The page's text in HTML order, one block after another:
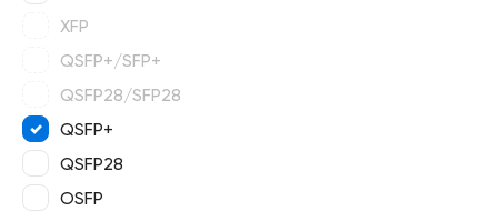
XFP
QSFP+/SFP+
QSFP28/SFP28
QSFP+
QSFP28
OSFP